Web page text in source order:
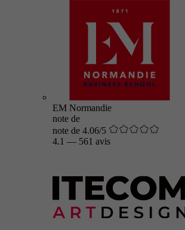
EM Normandie
note de
note de 4.06/5
4.1 — 561 avis